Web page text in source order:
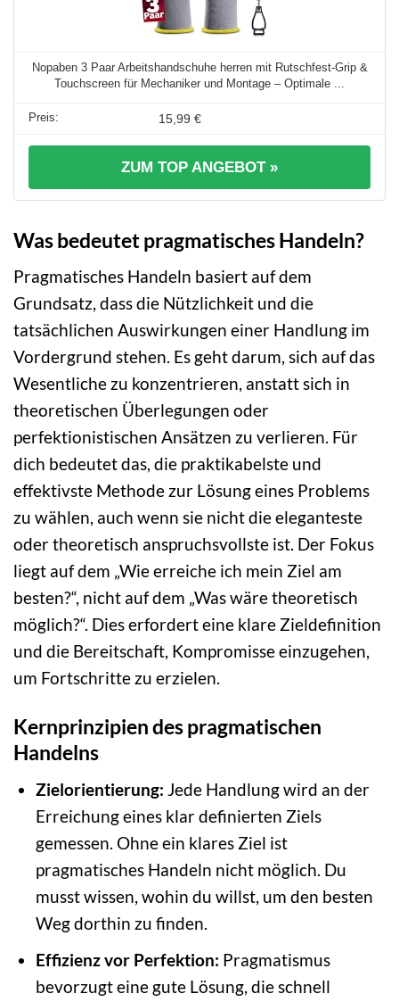
Nopaben 3 Paar Arbeitshandschuhe herren mit Rutschfest-Grip &
Touchscreen für Mechaniker und Montage – Optimale ...
15,99 €
ZUM TOP ANGEBOT »
Was bedeutet pragmatisches Handeln?
Pragmatisches Handeln basiert auf dem
Grundsatz, dass die Nützlichkeit und die
tatsächlichen Auswirkungen einer Handlung im
Vordergrund stehen. Es geht darum, sich auf das
Wesentliche zu konzentrieren, anstatt sich in
theoretischen Überlegungen oder
perfektionistischen Ansätzen zu verlieren. Für
dich bedeutet das, die praktikabelste und
effektivste Methode zur Lösung eines Problems
zu wählen, auch wenn sie nicht die eleganteste
oder theoretisch anspruchsvollste ist. Der Fokus
liegt auf dem „Wie erreiche ich mein Ziel am
besten?“, nicht auf dem „Was wäre theoretisch
möglich?“. Dies erfordert eine klare Zieldefinition
und die Bereitschaft, Kompromisse einzugehen,
um Fortschritte zu erzielen.
Kernprinzipien des pragmatischen
Handelns
Zielorientierung: Jede Handlung wird an der
Erreichung eines klar definierten Ziels
gemessen. Ohne ein klares Ziel ist
pragmatisches Handeln nicht möglich. Du
musst wissen, wohin du willst, um den besten
Weg dorthin zu finden.
Effizienz vor Perfektion: Pragmatismus
bevorzugt eine gute Lösung, die schnell